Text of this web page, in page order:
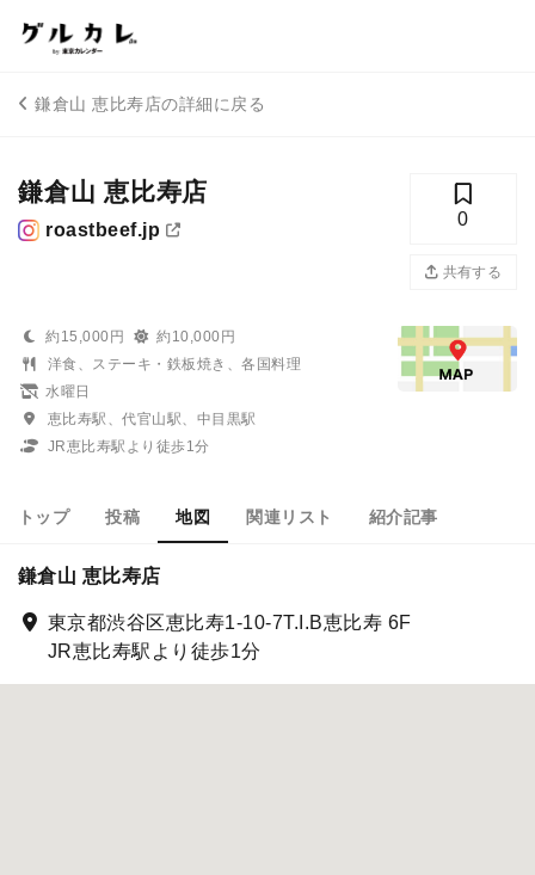
鎌倉山 恵比寿店の詳細に戻る
鎌倉山 恵比寿店
roastbeef.jp
0
共有する
約15,000円
約10,000円
洋食、ステーキ・鉄板焼き、各国料理
水曜日
恵比寿駅、代官山駅、中目黒駅
JR恵比寿駅より徒歩1分
トップ 投稿 地図 関連リスト 紹介記事
鎌倉山 恵比寿店
東京都渋谷区恵比寿1-10-7T.I.B恵比寿 6F
JR恵比寿駅より徒歩1分